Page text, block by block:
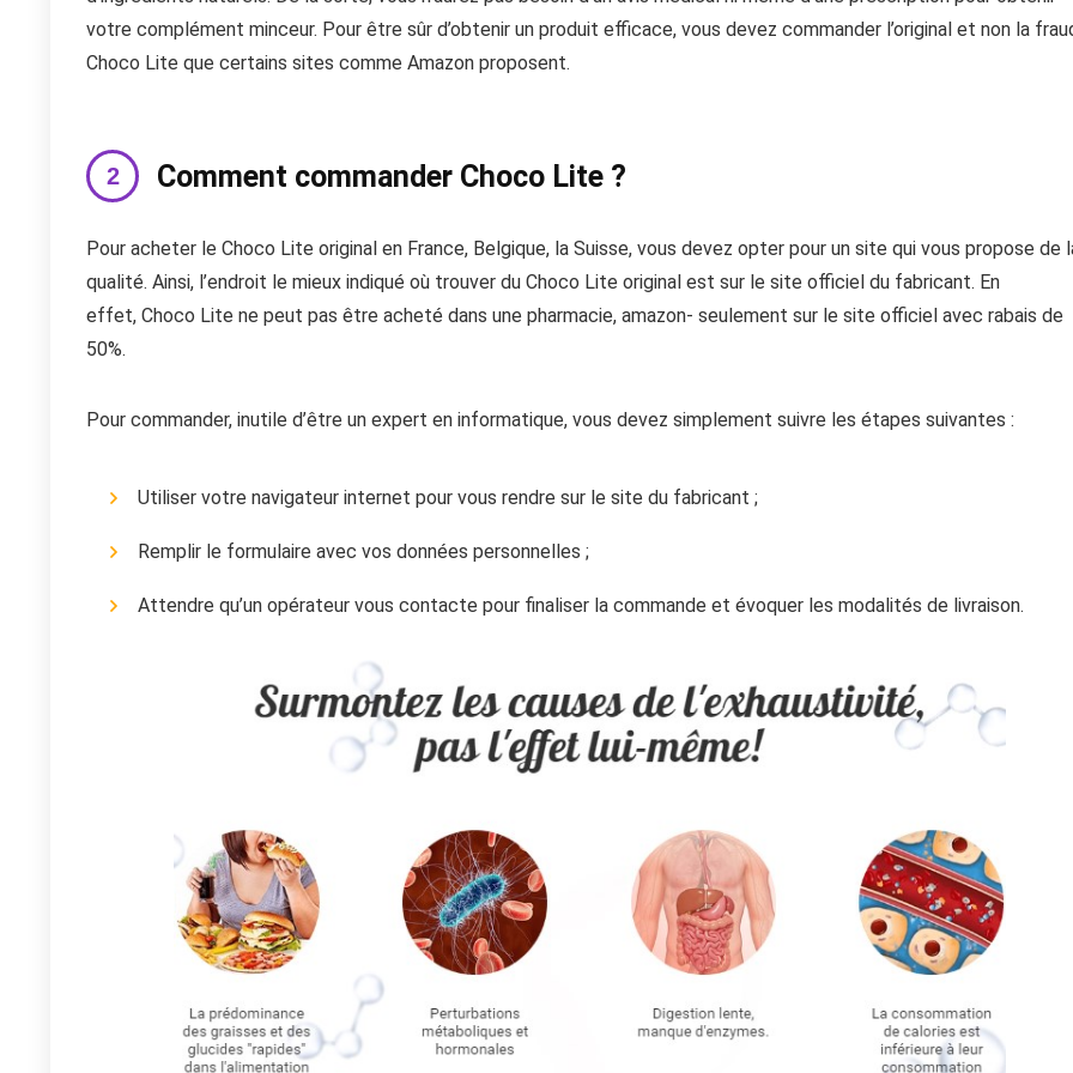
votre complément minceur. Pour être sûr d’obtenir un produit efficace, vous devez commander l’original et non la
Choco Lite que certains sites comme Amazon proposent.
Comment commander Choco Lite ?
Pour acheter le Choco Lite original en France, Belgique, la Suisse, vous devez opter pour un site qui vous propose de
qualité. Ainsi, l’endroit le mieux indiqué où trouver du Choco Lite original est sur le site officiel du fabricant. En
effet, Choco Lite ne peut pas être acheté dans une pharmacie, amazon- seulement sur le site officiel avec rabais de
50%.
Pour commander, inutile d’être un expert en informatique, vous devez simplement suivre les étapes suivantes :
Utiliser votre navigateur internet pour vous rendre sur le site du fabricant ;
Remplir le formulaire avec vos données personnelles ;
Attendre qu’un opérateur vous contacte pour finaliser la commande et évoquer les modalités de livraison.